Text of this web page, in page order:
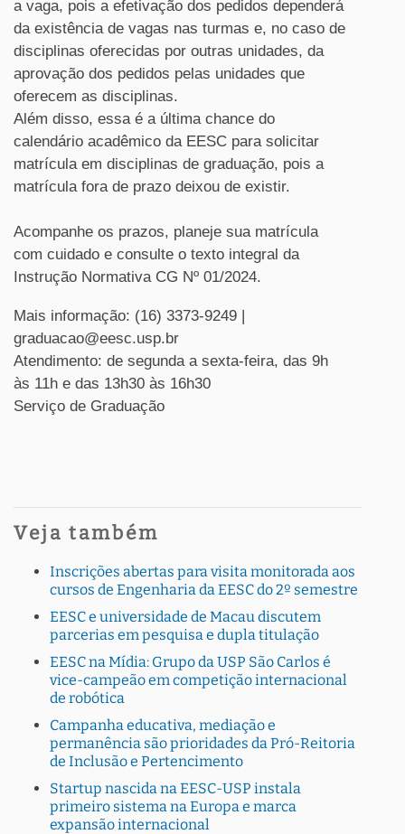
a vaga, pois a efetivação dos pedidos dependerá
da existência de vagas nas turmas e, no caso de
disciplinas oferecidas por outras unidades, da
aprovação dos pedidos pelas unidades que
oferecem as disciplinas.
Além disso, essa é a última chance do
calendário acadêmico da EESC para solicitar
matrícula em disciplinas de graduação, pois a
matrícula fora de prazo deixou de existir.
Acompanhe os prazos, planeje sua matrícula
com cuidado e consulte o texto integral da
Instrução Normativa CG Nº 01/2024.
Mais informação: (16) 3373-9249 |
graduacao@eesc.usp.br
Atendimento: de segunda a sexta-feira, das 9h
às 11h e das 13h30 às 16h30
Serviço de Graduação
Veja também
Inscrições abertas para visita monitorada aos
cursos de Engenharia da EESC do 2º semestre
EESC e universidade de Macau discutem
parcerias em pesquisa e dupla titulação
EESC na Mídia: Grupo da USP São Carlos é
vice-campeão em competição internacional
de robótica
Campanha educativa, mediação e
permanência são prioridades da Pró-Reitoria
de Inclusão e Pertencimento
Startup nascida na EESC-USP instala
primeiro sistema na Europa e marca
expansão internacional